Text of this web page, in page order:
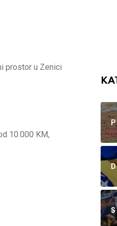
prostor u Zenici
10.000 KM,